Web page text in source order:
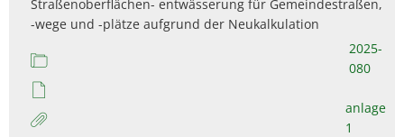
Straßenoberflächen- entwässerung für Gemeindestraßen,
-wege und -plätze aufgrund der Neukalkulation
2025-
080
anlage
1